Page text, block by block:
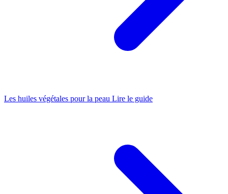
Les huiles végétales pour la peau Lire le guide